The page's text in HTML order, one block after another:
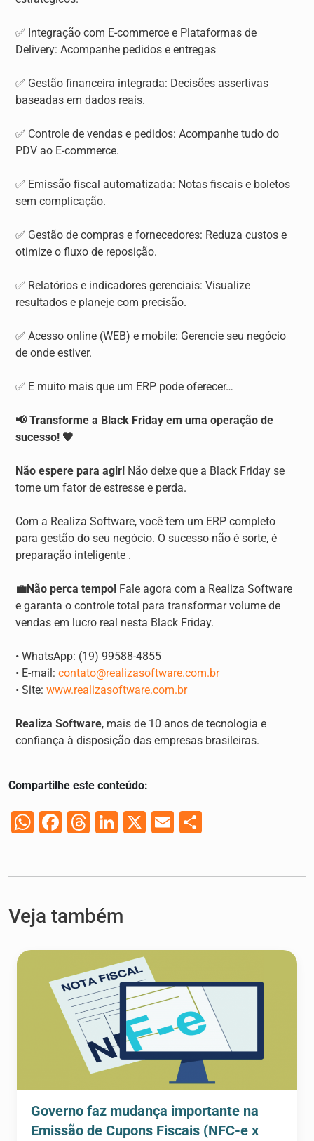
✅ Integração com E-commerce e Plataformas de
Delivery: Acompanhe pedidos e entregas
✅ Gestão financeira integrada: Decisões assertivas
baseadas em dados reais.
✅ Controle de vendas e pedidos: Acompanhe tudo do
PDV ao E-commerce.
✅ Emissão fiscal automatizada: Notas fiscais e boletos
sem complicação.
✅ Gestão de compras e fornecedores: Reduza custos e
otimize o fluxo de reposição.
✅ Relatórios e indicadores gerenciais: Visualize
resultados e planeje com precisão.
✅ Acesso online (WEB) e mobile: Gerencie seu negócio
de onde estiver.
✅ E muito mais que um ERP pode oferecer…
📢 Transforme a Black Friday em uma operação de
sucesso! 🖤
Não espere para agir! Não deixe que a Black Friday se
torne um fator de estresse e perda.
Com a Realiza Software, você tem um ERP completo
para gestão do seu negócio. O sucesso não é sorte, é
preparação inteligente .
💼Não perca tempo! Fale agora com a Realiza Software
e garanta o controle total para transformar volume de
vendas em lucro real nesta Black Friday.
• WhatsApp: (19) 99588-4855
• E-mail: contato@realizasoftware.com.br
• Site: www.realizasoftware.com.br
Realiza Software, mais de 10 anos de tecnologia e
confiança à disposição das empresas brasileiras.
Compartilhe este conteúdo:
WhatsApp
Facebook
Threads
LinkedIn
X Email
Veja também
Governo faz mudança importante na
Emissão de Cupons Fiscais (NFC-e x